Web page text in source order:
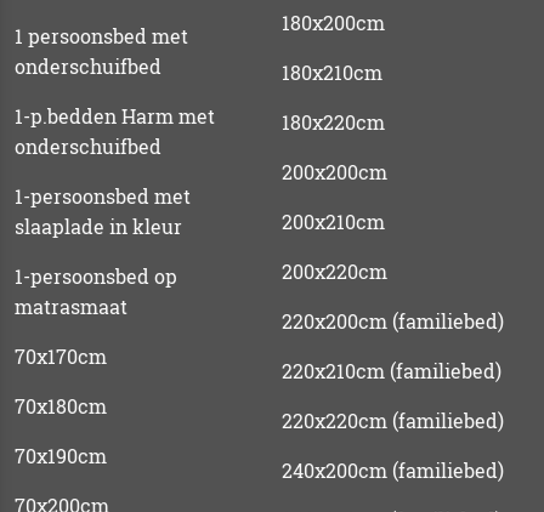
1 persoonsbed met
onderschuifbed
1-p.bedden Harm met
onderschuifbed
1-persoonsbed met
slaaplade in kleur
1-persoonsbed op
matrasmaat
70x170cm
70x180cm
70x190cm
70x200cm
180x200cm
180x210cm
180x220cm
200x200cm
200x210cm
200x220cm
220x200cm (familiebed)
220x210cm (familiebed)
220x220cm (familiebed)
240x200cm (familiebed)